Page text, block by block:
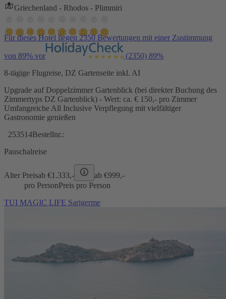
Griechenland - Rhodos - Plimmiri
Für dieses Hotel liegen 2350 Bewertungen mit einer Zustimmung
von 89% vor (2350) 89%
8-tägige Flugreise, DZ Gartenseite inkl. AI
Upgrade auf Doppelzimmer Gartenblick (bei direkter Buchung des
Zimmertyps DZ Gartenblick) - Wert: ca. € 150,- pro Zimmer
Umfangreiche All Inclusive Verpflegung mit vielfältiger
Gastronomie genießen
253514Bestellnr.:
Pauschalreise
Alter Preisab €1.333,- ab €999,-
pro PersonPreis pro Person
TUI MAGIC LIFE Sarigerme